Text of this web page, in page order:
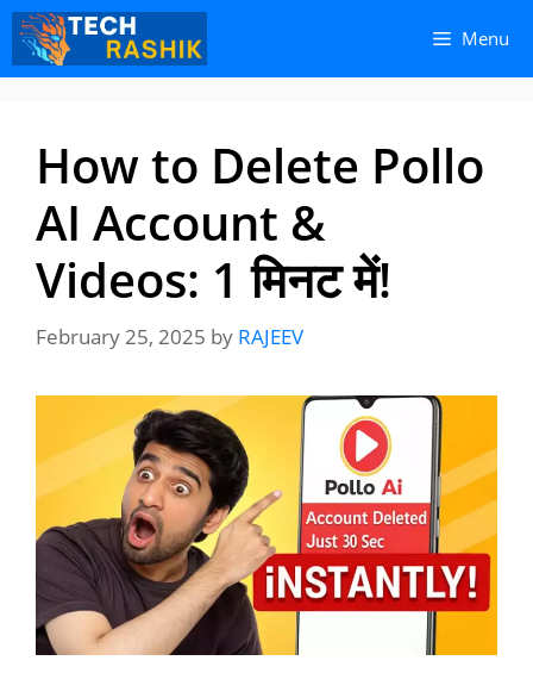
Skip
content
Skip
content
Menu
How to Delete Pollo
AI Account &
Videos: 1 मिनट में!
February 25, 2025 by RAJEEV